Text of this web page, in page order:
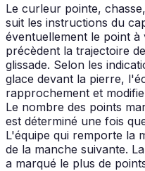
Le curleur pointe,
suit les instructions du
éventuellement le point à
précèdent la trajectoire
glissade. Selon les
glace devant la pierre,
rapprochement et
Le nombre des points
est déterminé une fois
L'équipe qui remporte la
de la manche suivante.
a marqué le plus de